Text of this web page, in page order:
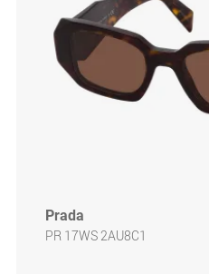
Prada
PR 17WS 2AU8C1